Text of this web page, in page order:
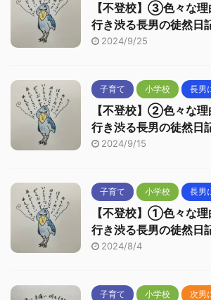
【不登校】③色々な
行き渋る長男の徒然日
2024/9/25
子育て 小学校 長男
【不登校】②色々な
行き渋る長男の徒然日
2024/9/15
子育て 小学校 長男
【不登校】①色々な
行き渋る長男の徒然日
2024/8/4
子育て 小学校 次男